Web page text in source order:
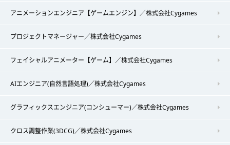
アニメーションエンジニア【ゲームエンジン】／株式会社Cygames
プロジェクトマネージャー／株式会社Cygames
フェイシャルアニメーター【ゲーム】／株式会社Cygames
AIエンジニア(自然言語処理)／株式会社Cygames
グラフィックスエンジニア(コンシューマー)／株式会社Cygames
クロス調整作業(3DCG)／株式会社Cygames